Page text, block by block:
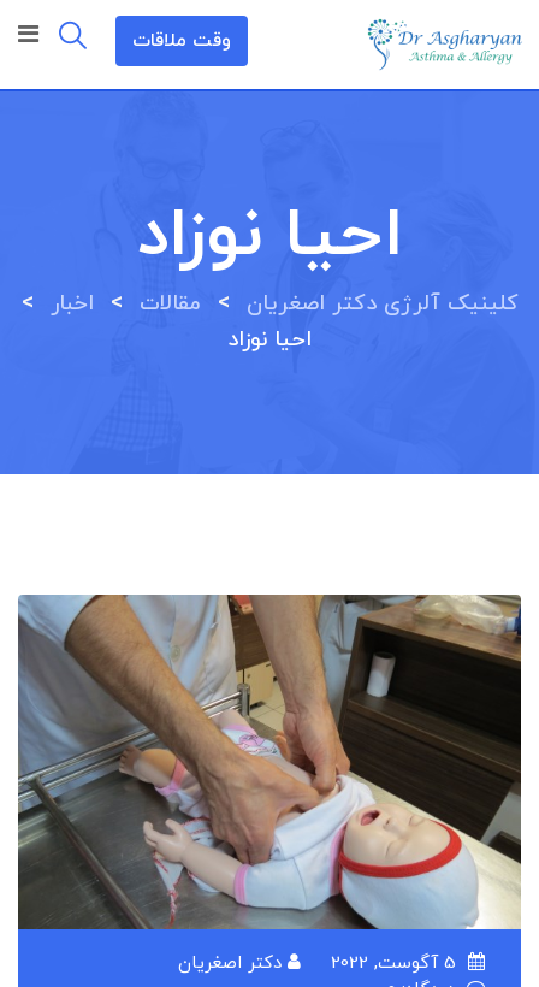
محتوا
وقت ملاقات
احیا نوزاد
کلینیک آلرژی دکتر اصغریان > مقالات > اخبار >
احیا نوزاد
دکتر اصغریان